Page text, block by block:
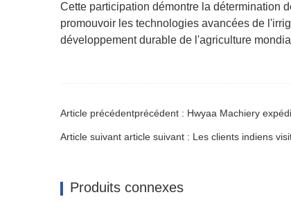
Cette participation démontre la détermination
promouvoir les technologies avancées de
développement durable de l'agriculture
Article précédentprécédent : Hwyaa Machiery
Article suivant article suivant : Les clients indiens
Produits connexes